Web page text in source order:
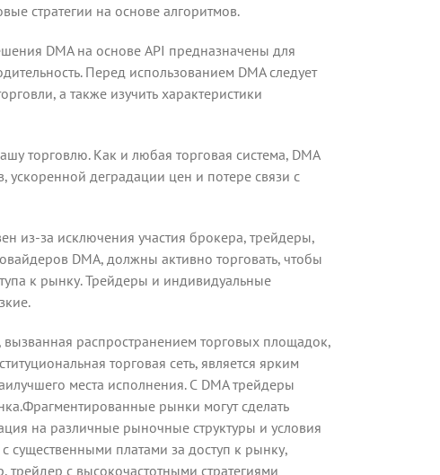
стратегии на основе алгоритмов.
DMA на основе API предназначены для
Перед использованием DMA следует
а также изучить характеристики
торговлю. Как и любая торговая система, DMA
ускоренной деградации цен и потере связи с
из-за исключения участия брокера, трейдеры,
DMA, должны активно торговать, чтобы
к рынку. Трейдеры и индивидуальные
распространением торговых площадок,
торговая сеть, является ярким
места исполнения. С DMA трейдеры
рынки могут сделать
на различные рыночные структуры и условия
существенными платами за доступ к рынку,
с высокочастотными стратегиями